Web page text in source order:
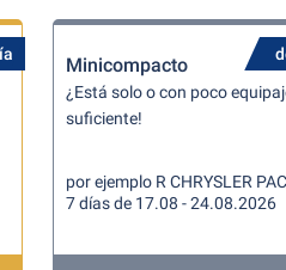
Minicompacto
¿Está solo o con poco
suficiente!
por ejemplo R CHRYSLER
7 días de 17.08 - 24.08.2026